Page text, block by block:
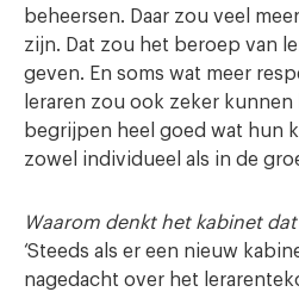
beheersen. Daar zou veel
zijn. Dat zou het beroep van
geven. En soms wat meer
leraren zou ook zeker kunnen
begrijpen heel goed wat hun
zowel individueel als in de
Waarom denkt het kabinet
‘Steeds als er een nieuw
nagedacht over het